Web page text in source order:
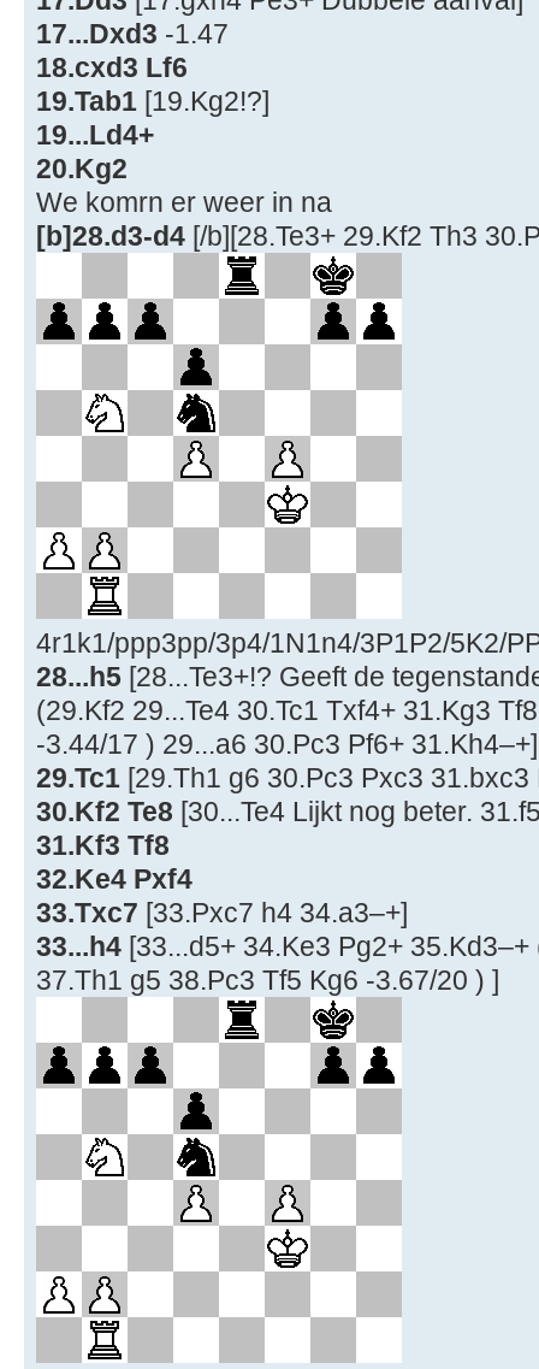
17...Dxd3 -1.47
18.cxd3 Lf6
19.Tab1 [19.Kg2!?]
19...Ld4+
20.Kg2
We komrn er weer in na
[b]28.d3-d4 [/b][28.Te3+ 29.Kf2 Th3
4r1k1/ppp3pp/3p4/1N1n4/3P1P2/5K2/
28...h5 [28...Te3+!? Geeft de
(29.Kf2 29...Te4 30.Tc1 Txf4+ 31.Kg3
-3.44/17 ) 29...a6 30.Pc3 Pf6+ 31.Kh4–+]
29.Tc1 [29.Th1 g6 30.Pc3 Pxc3 31.bxc3
30.Kf2 Te8 [30...Te4 Lijkt nog beter.
31.Kf3 Tf8
32.Ke4 Pxf4
33.Txc7 [33.Pxc7 h4 34.a3–+]
33...h4 [33...d5+ 34.Ke3 Pg2+
37.Th1 g5 38.Pc3 Tf5 Kg6 -3.67/20 ) ]